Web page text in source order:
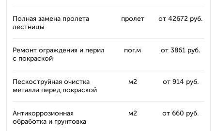
Полная замена пролета
лестницы
пролет от 42672 руб.
Ремонт ограждения и перил
с покраской
пог.м от 3861 руб.
Пескоструйная очистка
металла перед покраской
м2 от 914 руб.
Антикоррозионная
обработка и грунтовка
м2 от 660 руб.